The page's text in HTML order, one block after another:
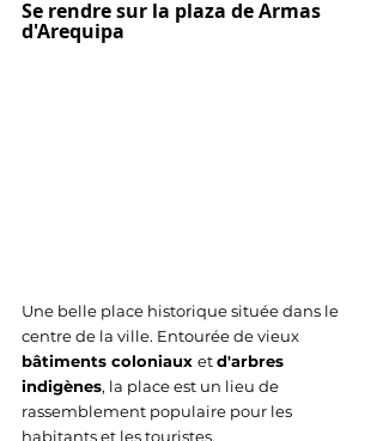
Se rendre sur la plaza de Armas
d'Arequipa
Une belle place historique située dans le
centre de la ville. Entourée de vieux
bâtiments coloniaux et d'arbres
indigènes, la place est un lieu de
rassemblement populaire pour les
habitants et les touristes.